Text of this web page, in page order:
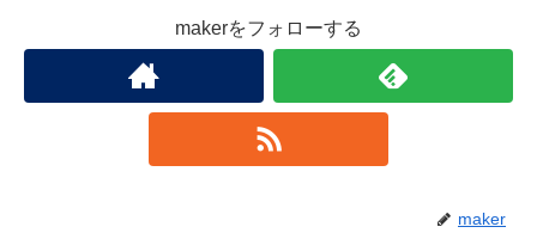
makerをフォローする
maker